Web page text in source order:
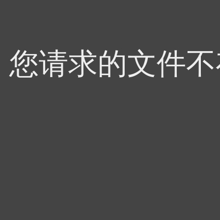
您请求的文件